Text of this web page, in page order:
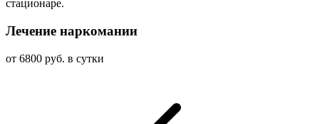
стационаре.
Лечение наркомании
от 6800 руб. в сутки